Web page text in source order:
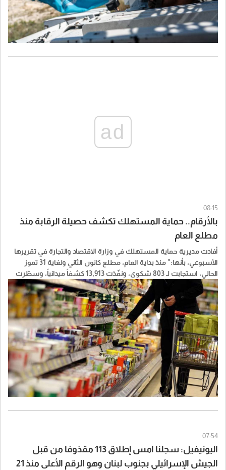
ad
08:15
بالأرقام.. حماية المستهلك تكشف حصيلة الرقابة منذ
مطلع العام
أفادت مديرية حماية المستهلك في وزارة الاقتصاد والتجارة في تقريرها
الأسبوعي، بأنها:" منذ بداية العام، مطلع كانون الثاني ولغاية 31 تموز
الحالي، استجابت لـ 803 شكوى، ونفّذت 13,913 كشفاً ميدانياً، وسطّرت
596 محضر ضبط.
وفي أسبوع 27 لغاية 31 تموز: استجابت مديرية حماية المستهلك لـ 59
شكوى، ونفّذت 623 كشفاً نتج عنها 13 محضر ضبط".
وقالت:"إن وزارة الاقتصاد والتجارة إذ ترفع شعار "كل مواطن مراقب"
تطلب من المواطنين والمستهلكين التقدم بالشكاوى ضدّ أي مخالفات
يرصدونها سواء عبر تطبيقها الإلكتروني (MoET Digital Services)، أو
عبر الخط الساخن لجمعية المستهلك-لبنان (01750650)".
07:54
اليونيفيل: سجلنا امس إطلاق 113 مقذوفا من قبل
الجيش الإسرائيلي بجنوب لبنان وهو الرقم الأعلى منذ 21